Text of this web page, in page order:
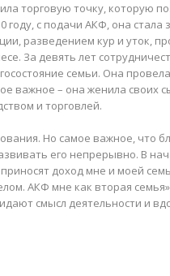
торговую точку, которую
году, с подачи АКФ, она
разведением кур и уток,
За девять лет
семьи. Она
важное – она женила
и торговлей.
Но самое важное, что
его непрерывно. В
доход мне и моей
АКФ мне как вторая
смысл деятельности и